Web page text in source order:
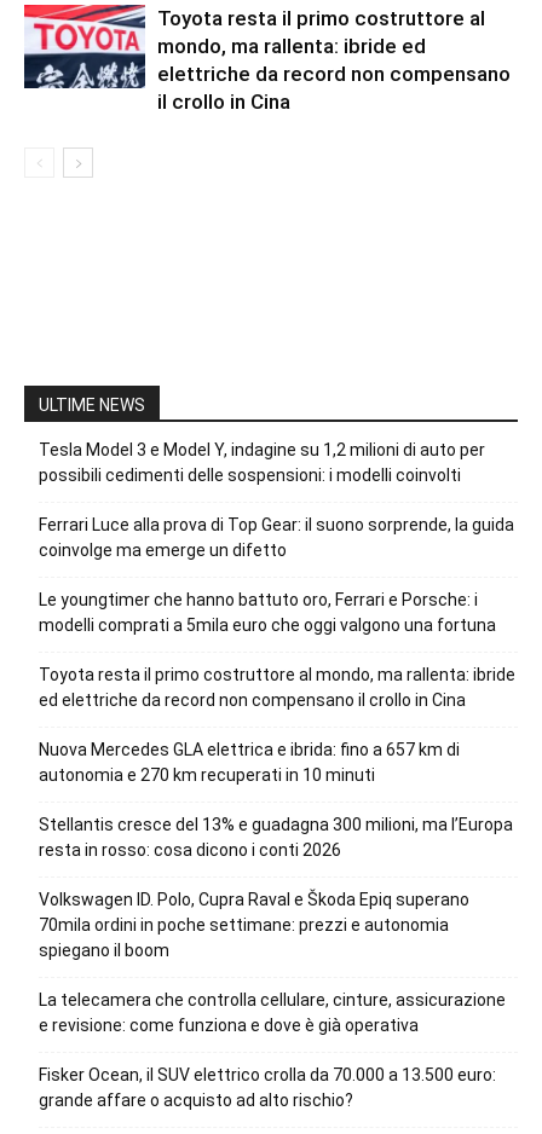
Toyota resta il primo costruttore al
mondo, ma rallenta: ibride ed
elettriche da record non compensano
il crollo in Cina
ULTIME NEWS
Tesla Model 3 e Model Y, indagine su 1,2 milioni di auto per
possibili cedimenti delle sospensioni: i modelli coinvolti
Ferrari Luce alla prova di Top Gear: il suono sorprende, la guida
coinvolge ma emerge un difetto
Le youngtimer che hanno battuto oro, Ferrari e Porsche: i
modelli comprati a 5mila euro che oggi valgono una fortuna
Toyota resta il primo costruttore al mondo, ma rallenta: ibride
ed elettriche da record non compensano il crollo in Cina
Nuova Mercedes GLA elettrica e ibrida: fino a 657 km di
autonomia e 270 km recuperati in 10 minuti
Stellantis cresce del 13% e guadagna 300 milioni, ma l’Europa
resta in rosso: cosa dicono i conti 2026
Volkswagen ID. Polo, Cupra Raval e Škoda Epiq superano
70mila ordini in poche settimane: prezzi e autonomia
spiegano il boom
La telecamera che controlla cellulare, cinture, assicurazione
e revisione: come funziona e dove è già operativa
Fisker Ocean, il SUV elettrico crolla da 70.000 a 13.500 euro:
grande affare o acquisto ad alto rischio?